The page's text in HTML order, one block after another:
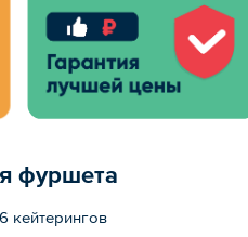
фуршета
кейтерингов